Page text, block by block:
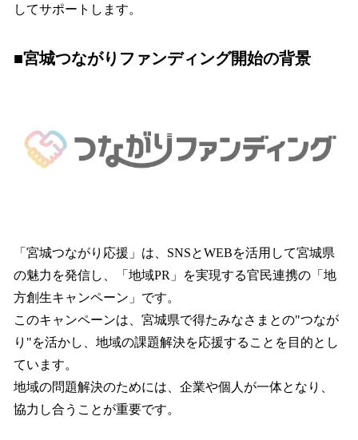
してサポートします。
■宮城つながりファンディング開始の背景
「宮城つながり応援」は、SNSとWEBを活用して宮城県
の魅力を発信し、「地域PR」を実現する官民連携の「地
方創生キャンペーン」です。
このキャンペーンは、宮城県で得たみなさまとの"つなが
り"を活かし、地域の課題解決を応援することを目的とし
ています。
地域の問題解決のためには、企業や個人が一体となり、
協力し合うことが重要です。